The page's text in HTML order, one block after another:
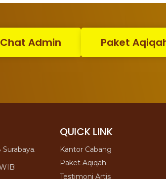
Chat Admin Paket
QUICK LINK
Kantor Cabang
Paket Aqiqah
Testimoni Artis